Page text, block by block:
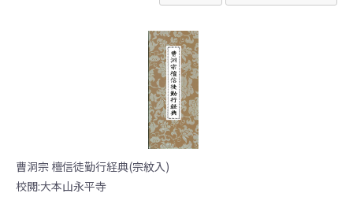
曹洞宗 檀信徒勤行経典(宗紋入)
校閲:大本山永平寺